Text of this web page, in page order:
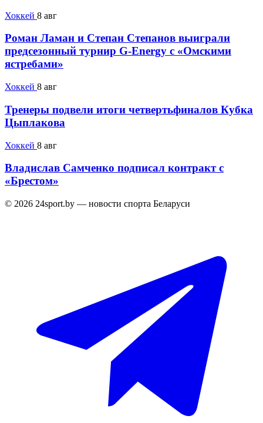
Хоккей 8 авг
Роман Ламан и Степан Степанов выиграли
предсезонный турнир G-Energy с «Омскими
ястребами»
Хоккей 8 авг
Тренеры подвели итоги четвертьфиналов Кубка
Цыплакова
Хоккей 8 авг
Владислав Самченко подписал контракт с
«Брестом»
© 2026 24sport.by — новости спорта Беларуси